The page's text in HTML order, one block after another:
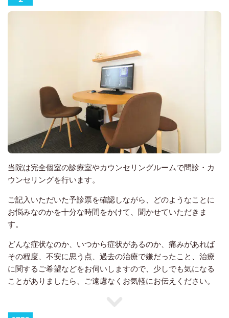
当院は完全個室の診療室やカウンセリングルームで問診・カ
ウンセリングを行います。
ご記入いただいた予診票を確認しながら、どのようなことに
お悩みなのかを十分な時間をかけて、聞かせていただきま
す。
どんな症状なのか、いつから症状があるのか、痛みがあれば
その程度、不安に思う点、過去の治療で嫌だったこと、治療
に関するご希望などをお伺いしますので、少しでも気になる
ことがありましたら、ご遠慮なくお気軽にお伝えください。